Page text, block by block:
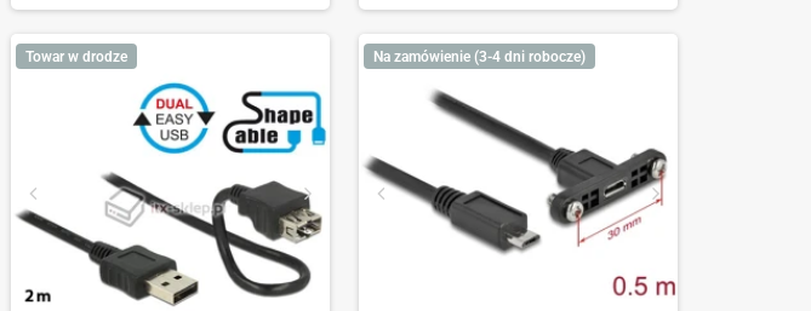
Towar w drodze Na zamówienie (3-4 dni robocze)